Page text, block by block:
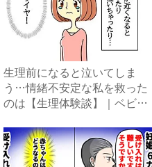
生理前になると泣いてしま
う…情緒不安定な私を救った
のは【生理体験談】｜ベビー